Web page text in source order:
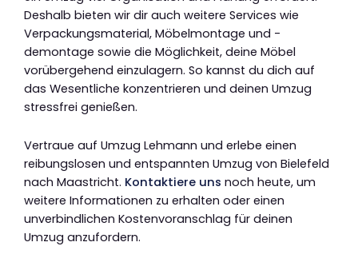
Deshalb bieten wir dir auch weitere Services wie
Verpackungsmaterial, Möbelmontage und -
demontage sowie die Möglichkeit, deine Möbel
vorübergehend einzulagern. So kannst du dich auf
das Wesentliche konzentrieren und deinen Umzug
stressfrei genießen.
Vertraue auf Umzug Lehmann und erlebe einen
reibungslosen und entspannten Umzug von Bielefeld
nach Maastricht. Kontaktiere uns noch heute, um
weitere Informationen zu erhalten oder einen
unverbindlichen Kostenvoranschlag für deinen
Umzug anzufordern.